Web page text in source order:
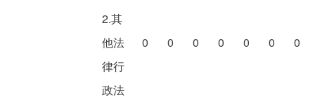
2.其
他法
律行
政法
0 0 0 0 0 0 0